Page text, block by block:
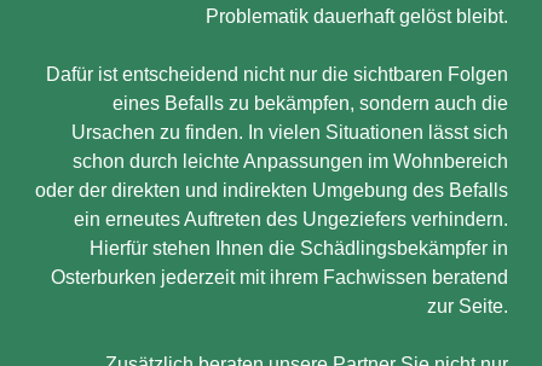
Problematik dauerhaft gelöst bleibt.
Dafür ist entscheidend nicht nur die sichtbaren Folgen
eines Befalls zu bekämpfen, sondern auch die
Ursachen zu finden. In vielen Situationen lässt sich
schon durch leichte Anpassungen im Wohnbereich
oder der direkten und indirekten Umgebung des Befalls
ein erneutes Auftreten des Ungeziefers verhindern.
Hierfür stehen Ihnen die Schädlingsbekämpfer in
Osterburken jederzeit mit ihrem Fachwissen beratend
zur Seite.